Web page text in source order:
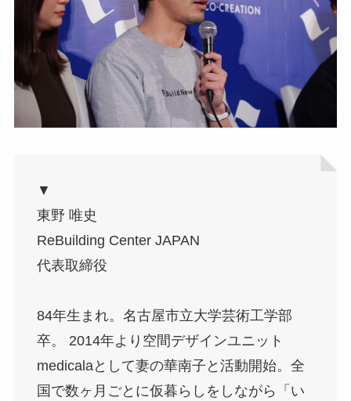
▼
東野 唯史
ReBuilding Center JAPAN
代表取締役
84年生まれ。名古屋市立大学芸術工学部
卒。 2014年より空間デザインユニット
medicalaとして妻の華南子と活動開始。全
国で数ヶ月ごとに仮暮らしをしながら「い